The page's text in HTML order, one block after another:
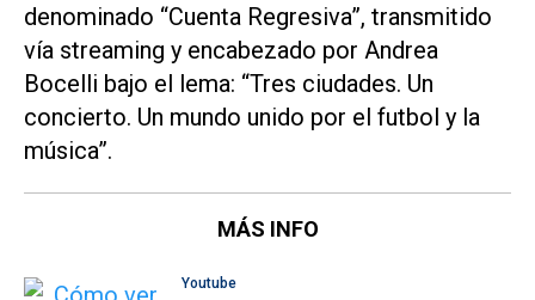
denominado “Cuenta Regresiva”, transmitido
vía streaming y encabezado por Andrea
Bocelli bajo el lema: “Tres ciudades. Un
concierto. Un mundo unido por el futbol y la
música”.
MÁS INFO
Youtube